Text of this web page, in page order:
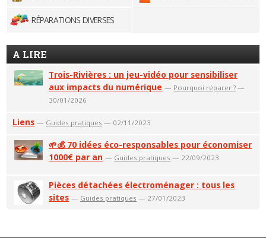
RÉPARATIONS DIVERSES
A LIRE
Trois-Rivières : un jeu-vidéo pour sensibiliser
aux impacts du numérique — Pourquoi réparer ? —
30/01/2026
Liens — Guides pratiques — 02/11/2023
🌱💰 70 idées éco-responsables pour économiser
1000€ par an — Guides pratiques — 22/09/2023
Pièces détachées électroménager : tous les
sites — Guides pratiques — 27/01/2023